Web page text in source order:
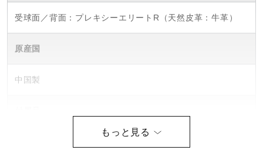
受球面／背面：プレキシーエリートR（天然皮革：牛革）
原産国
中国製